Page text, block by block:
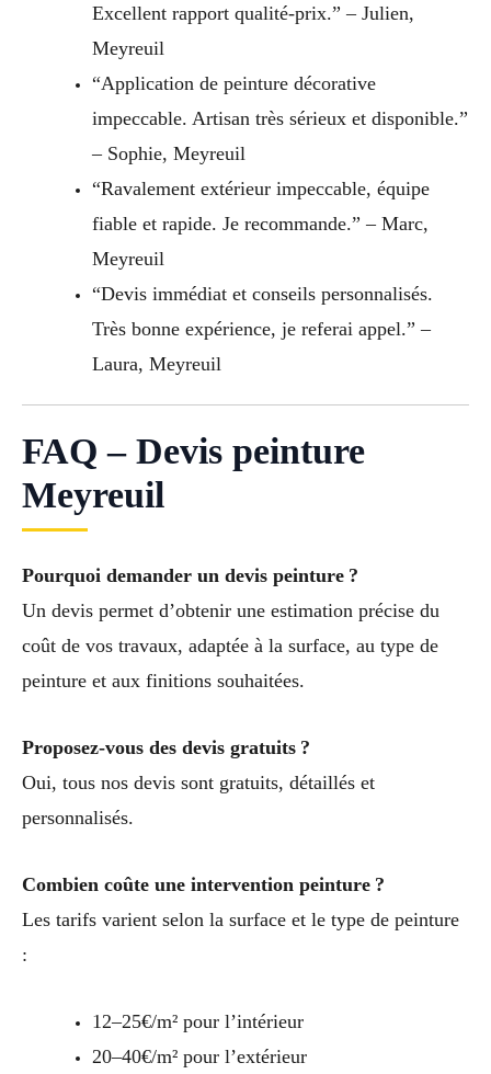
Excellent rapport qualité-prix.” – Julien,
Meyreuil
“Application de peinture décorative
impeccable. Artisan très sérieux et disponible.”
– Sophie, Meyreuil
“Ravalement extérieur impeccable, équipe
fiable et rapide. Je recommande.” – Marc,
Meyreuil
“Devis immédiat et conseils personnalisés.
Très bonne expérience, je referai appel.” –
Laura, Meyreuil
FAQ – Devis peinture
Meyreuil
Pourquoi demander un devis peinture ?
Un devis permet d’obtenir une estimation précise du
coût de vos travaux, adaptée à la surface, au type de
peinture et aux finitions souhaitées.
Proposez-vous des devis gratuits ?
Oui, tous nos devis sont gratuits, détaillés et
personnalisés.
Combien coûte une intervention peinture ?
Les tarifs varient selon la surface et le type de peinture
:
12–25€/m² pour l’intérieur
20–40€/m² pour l’extérieur